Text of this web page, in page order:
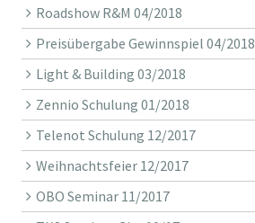
Roadshow R&M 04/2018
Preisübergabe Gewinnspiel 04/2018
Light & Building 03/2018
Zennio Schulung 01/2018
Telenot Schulung 12/2017
Weihnachtsfeier 12/2017
OBO Seminar 11/2017